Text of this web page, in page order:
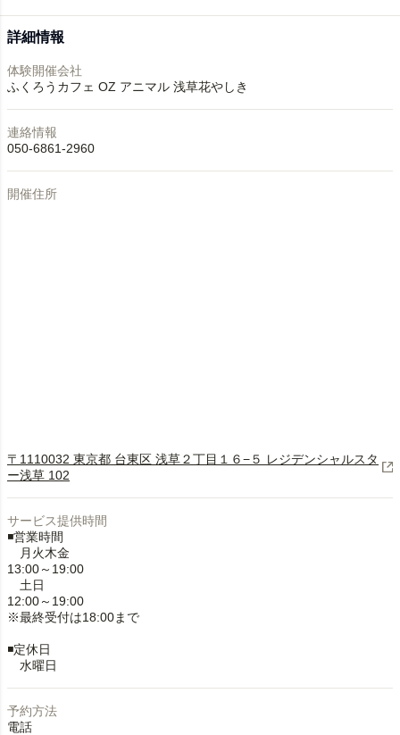
詳細情報
体験開催会社
ふくろうカフェ OZ アニマル 浅草花やしき
連絡情報
050-6861-2960
開催住所
〒1110032 東京都 台東区 浅草２丁目１６−５ レジデンシャルスタ
ー浅草 102
サービス提供時間
◾️営業時間
月火木金
13:00～19:00
土日
12:00～19:00
※最終受付は18:00まで
◾️定休日
水曜日
予約方法
電話